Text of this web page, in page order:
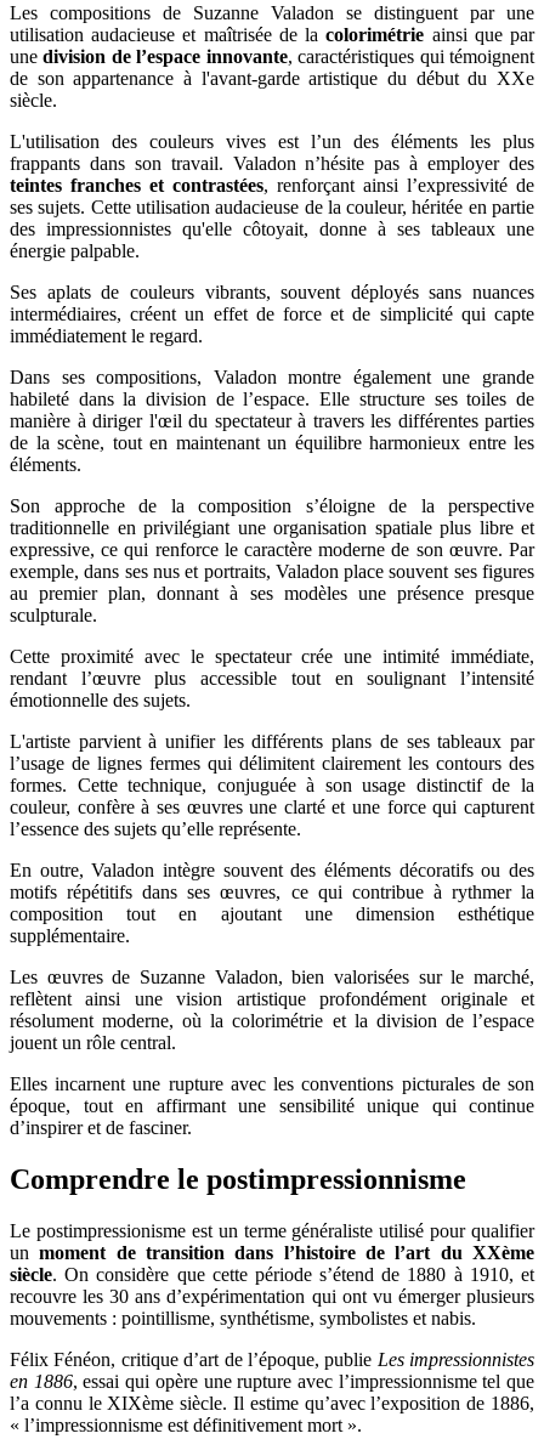
Les compositions de Suzanne Valadon se distinguent par une
utilisation audacieuse et maîtrisée de lacolorimétrie ainsi que par
unedivision de l’espace innovante, caractéristiques qui témoignent
de son appartenance à l'avant-garde artistique du début du XXe
siècle.
L'utilisation des couleurs vives est l’un des éléments les plus
frappants dans son travail. Valadon n’hésite pas à employer des
teintes franches et contrastées, renforçant ainsi l’expressivité de
ses sujets. Cette utilisation audacieuse de la couleur, héritée en partie
des impressionnistes qu'elle côtoyait, donne à ses tableaux une
énergie palpable.
Ses aplats de couleurs vibrants, souvent déployés sans nuances
intermédiaires, créent un effet de force et de simplicité qui capte
immédiatement le regard.
Dans ses compositions, Valadon montre également une grande
habileté dans la division de l’espace. Elle structure ses toiles de
manière à diriger l'œil du spectateur à travers les différentes parties
de la scène, tout en maintenant un équilibre harmonieux entre les
éléments.
Son approche de la composition s’éloigne de la perspective
traditionnelle en privilégiant une organisation spatiale plus libre et
expressive, ce qui renforce le caractère moderne de son œuvre. Par
exemple, dans ses nus et portraits, Valadon place souvent ses figures
au premier plan, donnant à ses modèles une présence presque
sculpturale.
Cette proximité avec le spectateur crée une intimité immédiate,
rendant l’œuvre plus accessible tout en soulignant l’intensité
émotionnelle des sujets.
L'artiste parvient à unifier les différents plans de ses tableaux par
l’usage de lignes fermes qui délimitent clairement les contours des
formes. Cette technique, conjuguée à son usage distinctif de la
couleur, confère à ses œuvres une clarté et une force qui capturent
l’essence des sujets qu’elle représente.
En outre, Valadon intègre souvent des éléments décoratifs ou des
motifs répétitifs dans ses œuvres, ce qui contribue à rythmer la
composition tout en ajoutant une dimension esthétique
supplémentaire.
Les œuvres de Suzanne Valadon, bien valorisées sur le marché,
reflètent ainsi une vision artistique profondément originale et
résolument moderne, où la colorimétrie et la division de l’espace
jouent un rôle central.
Elles incarnent une rupture avec les conventions picturales de son
époque, tout en affirmant une sensibilité unique qui continue
d’inspirer et de fasciner.
Comprendre le postimpressionnisme
Le postimpressionisme est un terme généraliste utilisé pour qualifier
unmoment de transition dans l’histoire de l’art du XXème
siècle. On considère que cette période s’étend de 1880 à 1910, et
recouvre les 30 ans d’expérimentation qui ont vu émerger plusieurs
mouvements : pointillisme, synthétisme, symbolistes et nabis.
Félix Fénéon, critique d’art de l’époque, publie Les impressionnistes
en 1886, essai qui opère une rupture avec l’impressionnisme tel que
l’a connu le XIXème siècle. Il estime qu’avec l’exposition de 1886,
« l’impressionnisme est définitivement mort ».